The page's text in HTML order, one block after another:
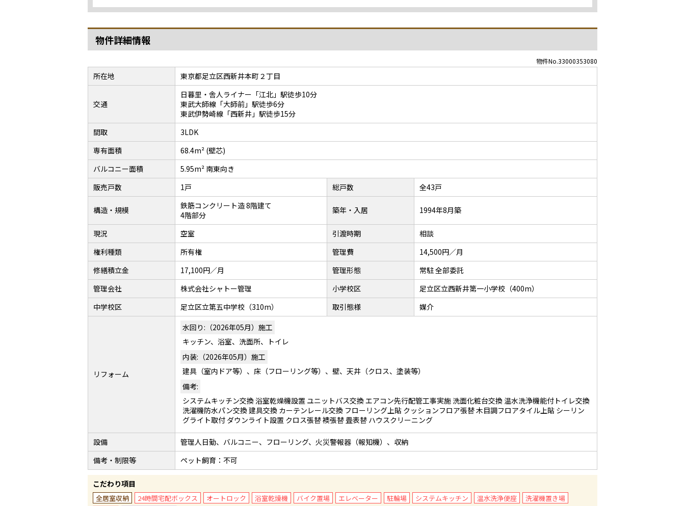
物件詳細情報
物件No.33000353080
所在地 東京都足立区西新井本町２丁目
交通
日暮里・舎人ライナー「江北」駅徒歩10分
東武大師線「大師前」駅徒歩6分
東武伊勢崎線「西新井」駅徒歩15分
間取
3LDK
専有面積
68.4m² (壁芯)
バルコニー面積
5.95m² 南東向き
販売戸数
1戸 総戸数 全43戸
構造・規模
鉄筋コンクリート造 8階建て
4階部分
築年・入居 1994年8月築
現況 空室 引渡時期
相談
権利種類
所有権 管理費
14,500円／月
修繕積立金
17,100円／月 管理形態
常駐 全部委託
管理会社
株式会社シャトー管理 小学校区
足立区立西新井第一小学校（400m）
中学校区
足立区立第五中学校（310m） 取引態様 媒介
リフォーム
水回り:（2026年05月）施工
キッチン、浴室、洗面所、トイレ
内装:（2026年05月）施工
建具（室内ドア等）、床（フローリング等）、壁、天井（クロス、塗装等）
備考:
システムキッチン交換 浴室乾燥機設置 ユニットバス交換 エアコン先行配管工事実施 洗面化粧台交換 温水洗浄機能付トイレ交換
洗濯機防水パン交換 建具交換 カーテンレール交換 フローリング上貼 クッションフロア張替 木目調フロアタイル上貼 シーリン
グライト取付 ダウンライト設置 クロス張替 襖張替 畳表替 ハウスクリーニング
設備
管理人日勤、バルコニー、フローリング、火災警報器（報知機）、収納
備考・制限等
ペット飼育：不可
こだわり項目
全居室収納 24時間宅配ボックス オートロック 浴室乾燥機 バイク置場 エレベーター 駐輪場 システムキッチン 温水洗浄便座
洗濯機置き場